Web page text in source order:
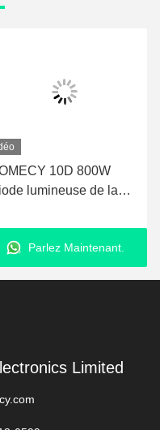
10D 800W
lumineuse de la
musculaire de
pour la
minceur non-
Parlez Maintenant.
Limited